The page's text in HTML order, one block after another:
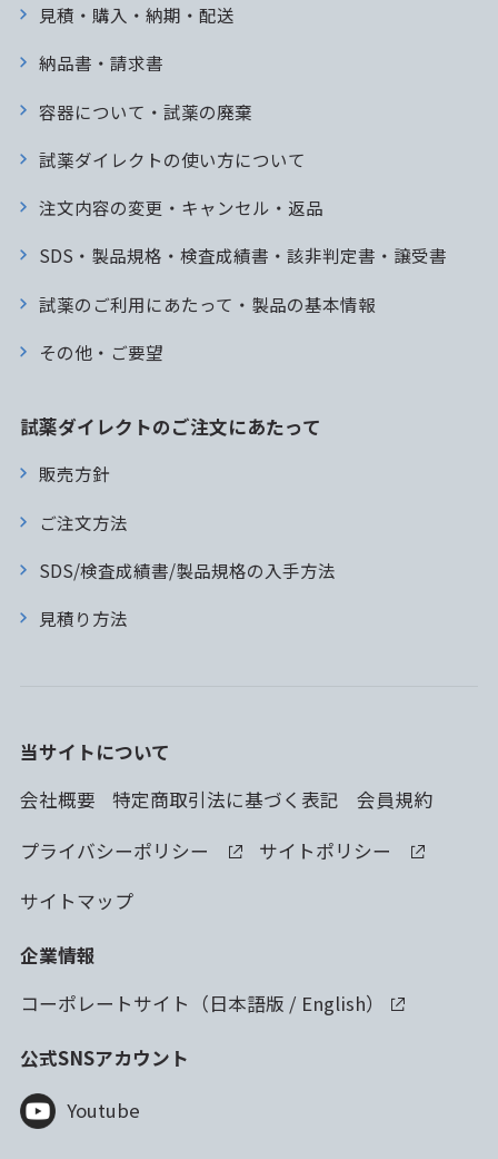
見積・購入・納期・配送
納品書・請求書
容器について・試薬の廃棄
試薬ダイレクトの使い方について
注文内容の変更・キャンセル・返品
SDS・製品規格・検査成績書・該非判定書・譲受書
試薬のご利用にあたって・製品の基本情報
その他・ご要望
試薬ダイレクトのご注文にあたって
販売方針
ご注文方法
SDS/検査成績書/製品規格の入手方法
見積り方法
当サイトについて
会社概要
特定商取引法に基づく表記
会員規約
プライバシーポリシー
サイトポリシー
サイトマップ
企業情報
コーポレートサイト（日本語版 / English）
公式SNSアカウント
Youtube